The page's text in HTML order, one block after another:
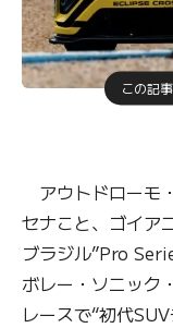
この記
アウトドローモ
セナこと、ゴイア
ブラジル”Pro
ボレー・ソニック
レースで“初代